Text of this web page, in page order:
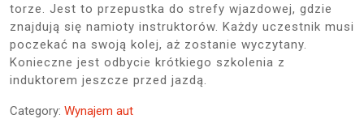
torze. Jest to przepustka do strefy wjazdowej, gdzie
znajdują się namioty instruktorów. Każdy uczestnik musi
poczekać na swoją kolej, aż zostanie wyczytany.
Konieczne jest odbycie krótkiego szkolenia z
induktorem jeszcze przed jazdą.
Category: Wynajem aut